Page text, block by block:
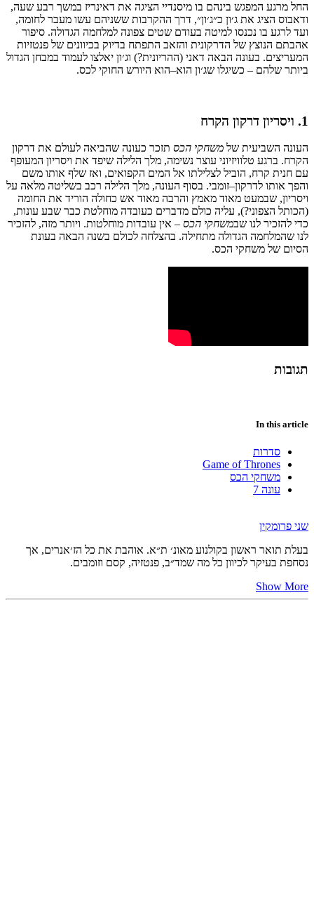
החל מרגע המפגש בינהם בו מיסנדיי הציגה את דאינריז במשך רבע שעה,
ודאבוס הציג את ג׳ון כ״ג׳ון״, דרך ההקרבות ששניהם עשו מעבר לחומה,
ועד לרגע בו נכנסו למיטה בעודם שטים צפונה למלחמה הגדולה. סיפור
אהבתם הנוצץ של הדרקונית והזאב התפתח בדיוק בכיוונים של פנטזיות
המעריצים. בעונה הבאה דאני (ההריונית?) וג׳ון יאלצו לעמוד במבחן הגדול
ביותר שלהם – כשיגלו שג׳ון הוא–הוא היורש החוקי לכס.
1. ויסריון דרקון הקרח
העונה השביעית של משחקי הכס תזכר כעונה שהביאה לעולם את דרקון
הקרח. ברגע טלוויזיוני עוצר נשימה, מלך הלילה שיפד את ויסריון המעופף
עם חנית קרח, הוביל לצלילתו אל המים הקפואים, ואז שלף אותו משם
והפך אותו לדרקון–זומבי. בסוף העונה, מלך הלילה רכב בשליטה מלאה על
ויסריון, שבמעט מאוד מאמץ והרבה מאוד אש כחולה הוריד את החומה
(הכותל הצפוני?), עליה כולם מדברים כעובדה מוחלטת כבר שבע עונות,
כדי להזכיר לנו שבמשחקי הכס – אין עובדות מוחלטות. ויותר מזה, להזכיר
לנו שהמלחמה הגדולה מתחילה. בהצלחה לכולם בשנה הבאה בעונת
הסיום של משחקי הכס.
תגובות
In this article
סדרות
Game of Thrones
משחקי הכס
עונה 7
שני פרומקין
בעלת תואר ראשון בקולנוע מאונ׳ ת״א. אוהבת את כל הז׳אנרים, אך
נסחפת בעיקר לכיוון כל מה שמד״ב, פנטזיה, קסם וזומבים.
Show More